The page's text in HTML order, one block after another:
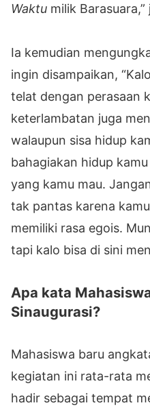
Waktu milik Barasuara,”
Ia kemudian
ingin disampaikan,
telat dengan perasaan
keterlambatan juga
walaupun sisa hidup
bahagiakan hidup
yang kamu mau.
tak pantas karena
memiliki rasa egois.
tapi kalo bisa di sini
Apa kata
Sinaugurasi?
Mahasiswa baru
kegiatan ini rata-rata
hadir sebagai tempat